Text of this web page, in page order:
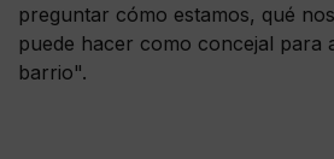
preguntar cómo estamos, qué
puede hacer como concejal para
barrio".